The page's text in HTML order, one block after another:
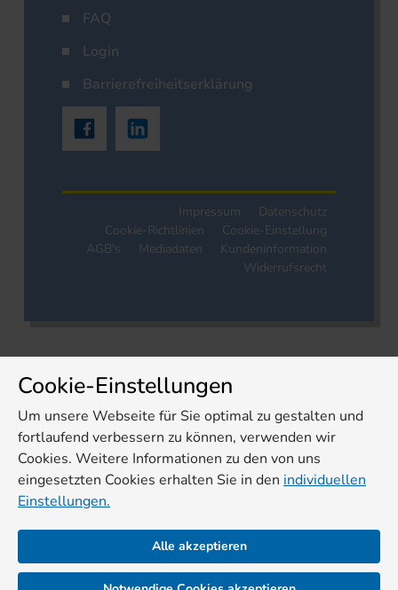
FAQ
Login
Barrierefreiheitserklärung
Impressum
Datenschutz
Cookie-Richtlinien
Cookie-Einstellung
AGB's
Mediadaten
Kundeninformation
Widerrufsrecht
Cookie-Einstellungen
Um unsere Webseite für Sie optimal zu gestalten und
fortlaufend verbessern zu können, verwenden wir
Cookies. Weitere Informationen zu den von uns
eingesetzten Cookies erhalten Sie in den individuellen
Einstellungen.
Alle akzeptieren